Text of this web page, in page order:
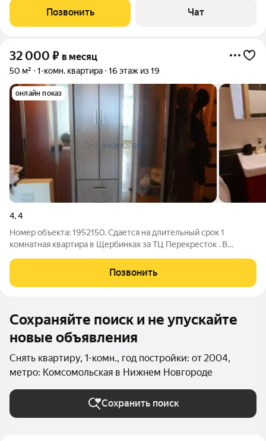
для жизни и комфортного времяпровождения. Отличная
шумоизоляция, соседей не слышно в
Позвонить Чат
32 000 ₽ в месяц
50 м² 1-комн. квартира 16 этаж из 19
онлайн показ
4,4
Номер объекта: 1952150. Сдается на длительный срок 1
комнатная квартира в Щербинках за ТЦ Перекресток . В
, развитая инфраструктура, отличная транспортная развязка ,
школы, детские сады,
Позвонить
Сохраняйте поиск и не упускайте
новые объявления
Снять квартиру, 1-комн., год постройки: от 2004,
метро: Комсомольская в Нижнем Новгороде
Сохранить поиск